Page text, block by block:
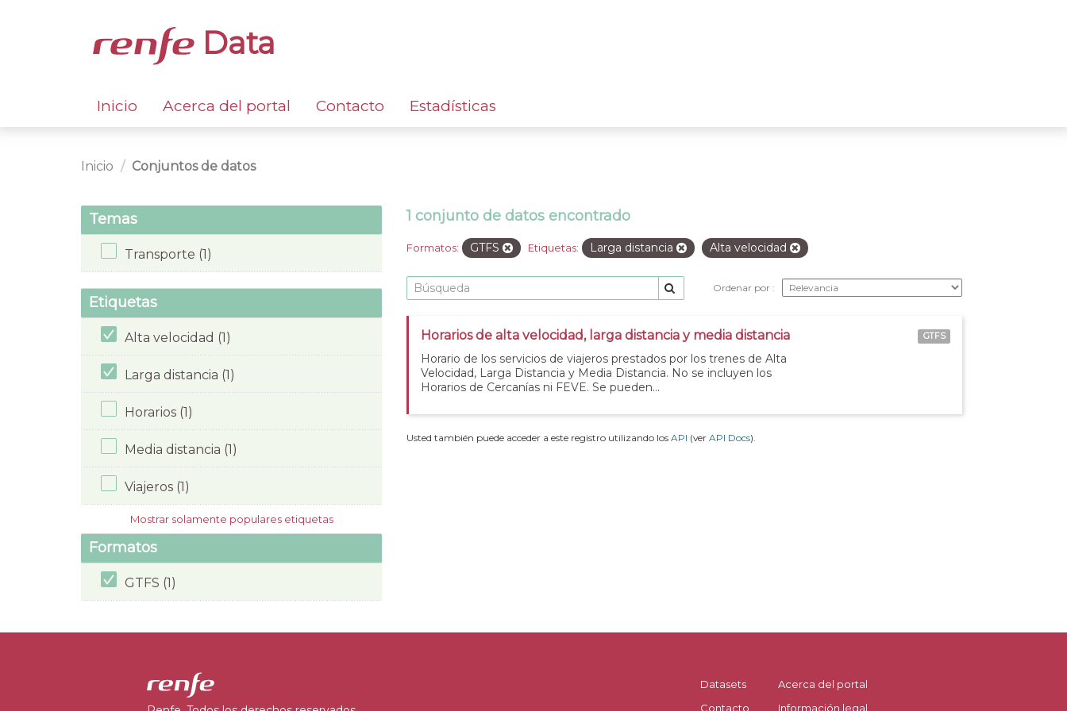
Data
Inicio Acerca del portal Contacto Estadísticas
Inicio Conjuntos de datos
Temas
Transporte (1)
Etiquetas
Alta velocidad (1)
Larga distancia (1)
Horarios (1)
Media distancia (1)
Viajeros (1)
Mostrar solamente populares etiquetas
Formatos
GTFS (1)
1 conjunto de datos encontrado
Formatos: GTFS Etiquetas: Larga distancia Alta velocidad
Ordenar por
Horarios de alta velocidad, larga distancia y media distancia
Horario de los servicios de viajeros prestados por los trenes de Alta
Velocidad, Larga Distancia y Media Distancia. No se incluyen los
Horarios de Cercanías ni FEVE. Se pueden...
GTFS
Usted también puede acceder a este registro utilizando los API (ver API Docs).
Datasets
Contacto
Acerca del portal
Información legal